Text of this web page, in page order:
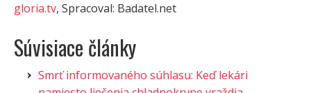
gloria.tv, Spracoval: Badatel.net
Súvisiace články
Smrť informovaného súhlasu: Keď lekári